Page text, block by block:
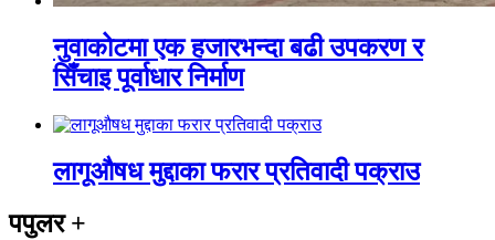
नुवाकोटमा एक हजारभन्दा बढी उपकरण र
सिँचाइ पूर्वाधार निर्माण
लागूऔषध मुद्दाका फरार प्रतिवादी पक्राउ
पपुलर+